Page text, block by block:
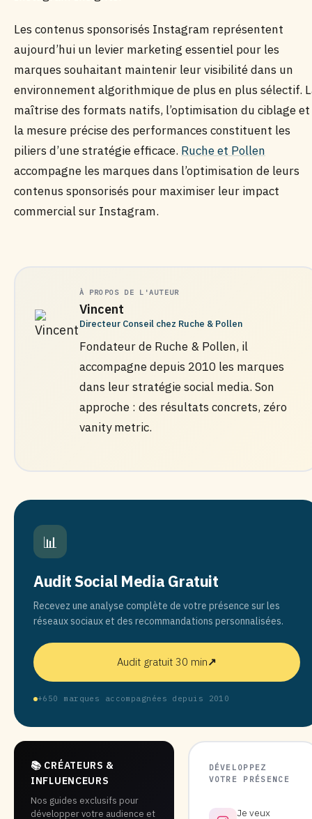
Les contenus sponsorisés Instagram représentent
aujourd’hui un levier marketing essentiel pour les
marques souhaitant maintenir leur visibilité dans un
environnement algorithmique de plus en plus sélectif.
maîtrise des formats natifs, l’optimisation du ciblage et
la mesure précise des performances constituent les
piliers d’une stratégie efficace. Ruche et Pollen
accompagne les marques dans l’optimisation de leurs
contenus sponsorisés pour maximiser leur impact
commercial sur Instagram.
À PROPOS DE L'AUTEUR
Vincent
Directeur Conseil chez Ruche & Pollen
Fondateur de Ruche & Pollen, il
accompagne depuis 2010 les marques
dans leur stratégie social media. Son
approche : des résultats concrets, zéro
vanity metric.
📊
Audit Social Media Gratuit
Recevez une analyse complète de votre présence sur les
réseaux sociaux et des recommandations personnalisées.
Audit gratuit 30 min↗
+650 marques accompagnées depuis 2010
📚 CRÉATEURS &
INFLUENCEURS
Nos guides exclusifs pour
développer votre audience et
DÉVELOPPEZ
VOTRE PRÉSENCE
Je veux